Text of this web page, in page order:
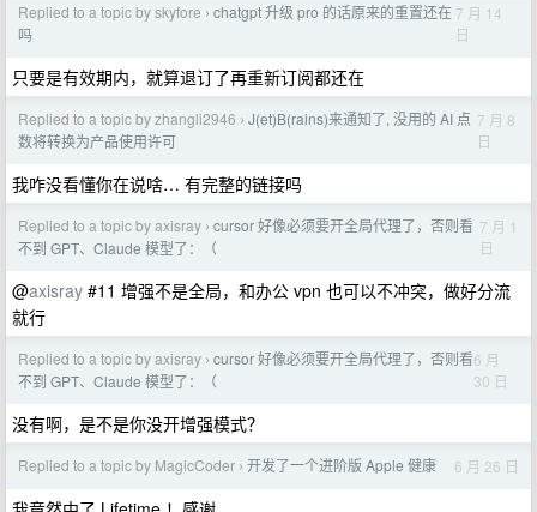
Replied to a topic by skyfore › chatgpt 升级 pro 的话原来的重置还在
吗
7 月 14
日
只要是有效期内，就算退订了再重新订阅都还在
Replied to a topic by zhangli2946 › J(et)B(rains)来通知了, 没用的 AI 点
数将转换为产品使用许可
7 月 8
日
我咋没看懂你在说啥… 有完整的链接吗
Replied to a topic by axisray › cursor 好像必须要开全局代理了，否则看
不到 GPT、Claude 模型了：（
7 月 1
日
@axisray #11 增强不是全局，和办公 vpn 也可以不冲突，做好分流
就行
Replied to a topic by axisray › cursor 好像必须要开全局代理了，否则看
不到 GPT、Claude 模型了：（
6 月
30 日
没有啊，是不是你没开增强模式？
Replied to a topic by MagicCoder › 开发了一个进阶版 Apple 健康 6 月 26 日